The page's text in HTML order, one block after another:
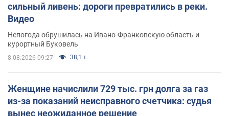
сильный ливень: дороги превратились в реки.
Видео
Непогода обрушилась на Ивано-Франковскую область и
курортный Буковель
8.08.2026 09:27 38,1 т.
Женщине начислили 729 тыс. грн долга за газ
из-за показаний неисправного счетчика: судья
вынес неожиданное решение